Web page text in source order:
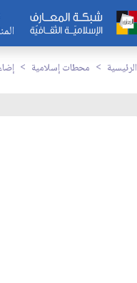
الرئيسية محطات إسلامية